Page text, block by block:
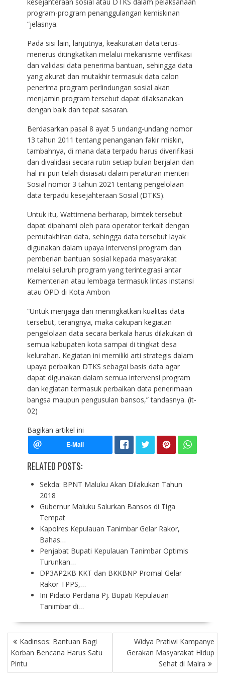
program-program penanggulangan kemiskinan
“jelasnya.
Pada sisi lain, lanjutnya, keakuratan data terus-
menerus ditingkatkan melalui mekanisme verifikasi
dan validasi data penerima bantuan, sehingga data
yang akurat dan mutakhir termasuk data calon
penerima program perlindungan sosial akan
menjamin program tersebut dapat dilaksanakan
dengan baik dan tepat sasaran.
Berdasarkan pasal 8 ayat 5 undang-undang nomor
13 tahun 2011 tentang penanganan fakir miskin,
tambahnya, di mana data terpadu harus diverifikasi
dan divalidasi secara rutin setiap bulan berjalan dan
hal ini pun telah disiasati dalam peraturan menteri
Sosial nomor 3 tahun 2021 tentang pengelolaan
data terpadu kesejahteraan Sosial (DTKS).
Untuk itu, Wattimena berharap, bimtek tersebut
dapat dipahami oleh para operator terkait dengan
pemutakhiran data, sehingga data tersebut layak
digunakan dalam upaya intervensi program dan
pemberian bantuan sosial kepada masyarakat
melalui seluruh program yang terintegrasi antar
Kementerian atau lembaga termasuk lintas instansi
atau OPD di Kota Ambon
“Untuk menjaga dan meningkatkan kualitas data
tersebut, terangnya, maka cakupan kegiatan
pengelolaan data secara berkala harus dilakukan di
semua kabupaten kota sampai di tingkat desa
kelurahan. Kegiatan ini memiliki arti strategis dalam
upaya perbaikan DTKS sebagai basis data agar
dapat digunakan dalam semua intervensi program
dan kegiatan termasuk perbaikan data penerimaan
bangsa maupun pengusulan bansos,” tandasnya. (it-
02)
Bagikan artikel ini
RELATED POSTS:
Sekda: BPNT Maluku Akan Dilakukan Tahun
2018
Gubernur Maluku Salurkan Bansos di Tiga
Tempat
Kapolres Kepulauan Tanimbar Gelar Rakor,
Bahas…
Penjabat Bupati Kepulauan Tanimbar Optimis
Turunkan…
DP3AP2KB KKT dan BKKBNP Promal Gelar
Rakor TPPS,…
Ini Pidato Perdana Pj. Bupati Kepulauan
Tanimbar di…
P
O
S
T
Kadinsos: Bantuan Bagi
Korban Bencana Harus Satu
Pintu
Widya Pratiwi Kampanye
Gerakan Masyarakat Hidup
Sehat di Malra